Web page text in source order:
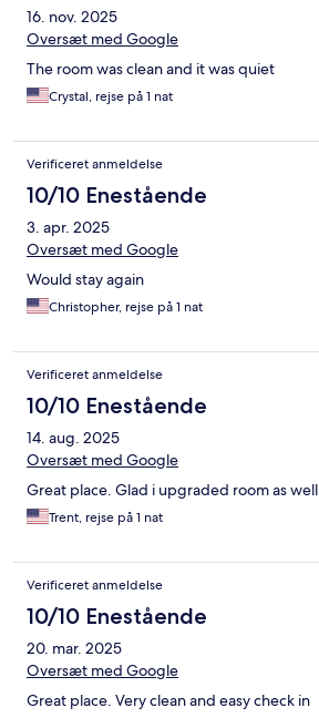
16. nov. 2025
Oversæt med Google
The room was clean and it was quiet
Crystal, rejse på 1 nat
Verificeret anmeldelse
10/10 Enestående
3. apr. 2025
Oversæt med Google
Would stay again
Christopher, rejse på 1 nat
Verificeret anmeldelse
10/10 Enestående
14. aug. 2025
Oversæt med Google
Great place. Glad i upgraded room as well
Trent, rejse på 1 nat
Verificeret anmeldelse
10/10 Enestående
20. mar. 2025
Oversæt med Google
Great place. Very clean and easy check in